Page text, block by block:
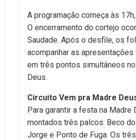
A programação começa às
O encerramento do cortejo
Saudade. Após o desfile, os
acompanhar as
em três pontos simultâneos
Deus.
Circuito Vem pra Madre
Para garantir a festa na Madre
montados três palcos: Beco do
Jorge e Ponto de Fuga. Os